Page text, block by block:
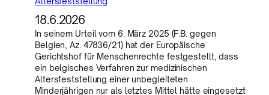
18.6.2026
In seinem Urteil vom 6. März 2025 (F.B. gegen
Belgien, Az. 47836/21) hat der Europäische
Gerichtshof für Menschenrechte festgestellt, dass
ein belgisches Verfahren zur medizinischen
Altersfeststellung einer unbegleiteten
Minderjährigen nur als letztes Mittel hätte eingesetzt